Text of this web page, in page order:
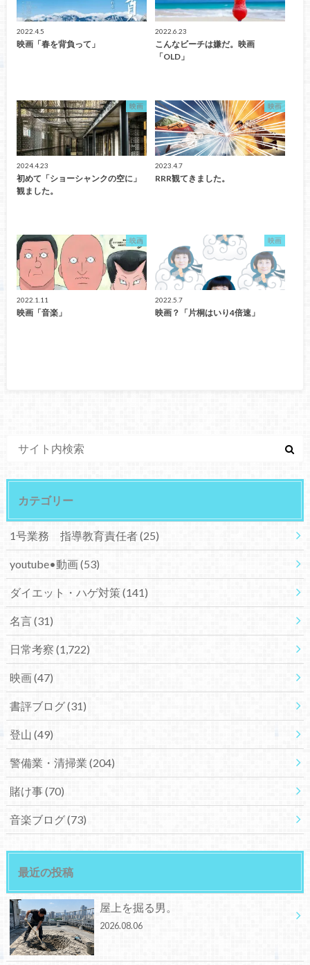
2022.4.5
映画「春を背負って」
2022.6.23
こんなビーチは嫌だ。映画
「OLD」
映画
2024.4.23
初めて「ショーシャンクの空に」
観ました。
映画
2023.4.7
RRR観てきました。
映画
2022.1.11
映画「音楽」
映画
2022.5.7
映画？「片桐はいり4倍速」
カテゴリー
1号業務 指導教育責任者(25)
youtube•動画(53)
ダイエット・ハゲ対策(141)
名言(31)
日常考察 (1,722)
映画(47)
書評ブログ(31)
登山 (49)
警備業・清掃業 (204)
賭け事(70)
音楽ブログ(73)
最近の投稿
屋上を掘る男。
2026.08.06